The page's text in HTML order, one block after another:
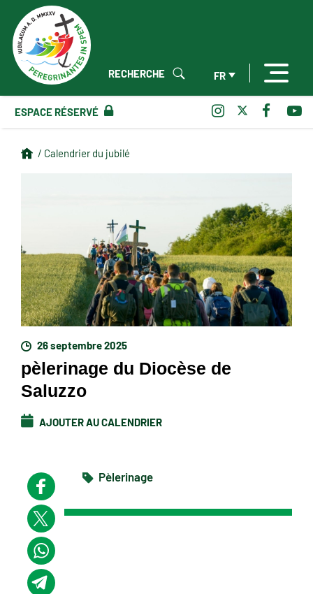
FR
RECHERCHE
ESPACE RÉSERVÉ
/ Calendrier du jubilé
26 septembre 2025
pèlerinage du Diocèse de
Saluzzo
AJOUTER AU CALENDRIER
Pèlerinage